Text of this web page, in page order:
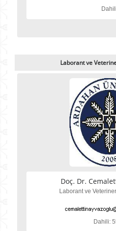
Laborant ve
Doç. Dr.
Laborant ve
Dahili: